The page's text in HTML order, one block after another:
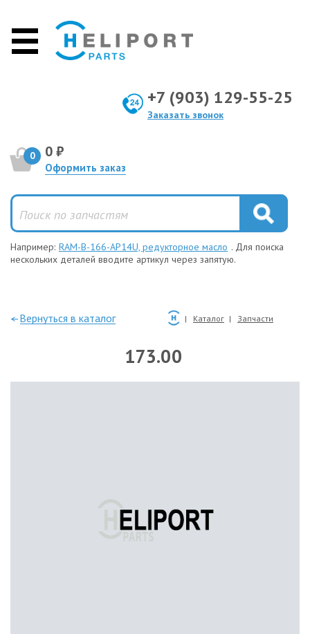
+7 (903) 129-55-25
Заказать звонок
0 0 ₽
Оформить заказ
Например: RAM-B-166-AP14U, редукторное масло . Для поиска
нескольких деталей вводите артикул через запятую.
—Вернуться в каталог Каталог Запчасти
173.00